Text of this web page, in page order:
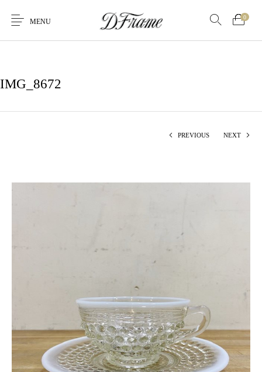
MENU
0
IMG_8672
PREVIOUS NEXT